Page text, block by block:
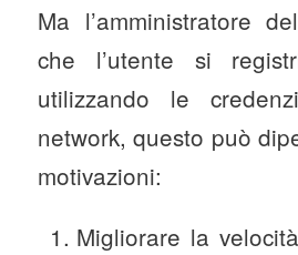
Ma l’amministratore
che l’utente si
utilizzando le
network, questo può
motivazioni:
Migliorare la